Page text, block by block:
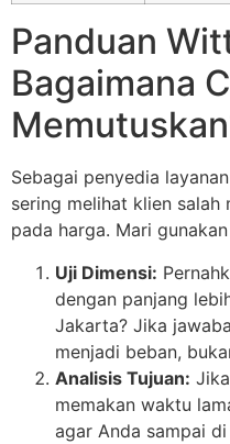
Panduan
Bagaimana
Sebagai penyedia
sering melihat klien salah
pada harga. Mari
Uji Dimensi:
dengan panjang
Jakarta? Jika
menjadi beban,
Analisis Tujuan:
memakan waktu
agar Anda sampai